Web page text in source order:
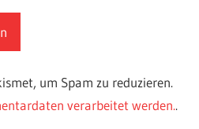
um Spam zu reduzieren.
verarbeitet werden..